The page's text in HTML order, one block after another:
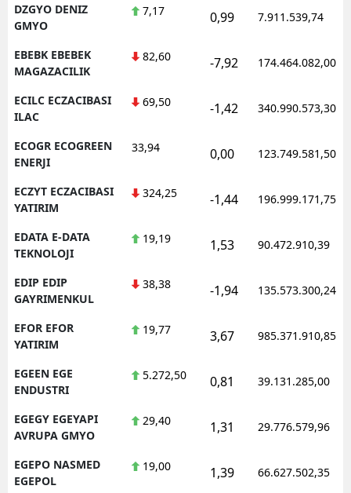
DZGYO DENIZ
GMYO
7,17 0,99 7.911.539,74
EBEBK EBEBEK
MAGAZACILIK
82,60 -7,92 174.464.082,00
ECILC ECZACIBASI
ILAC
69,50 -1,42 340.990.573,30
ECOGR ECOGREEN
ENERJI
33,94 0,00 123.749.581,50
ECZYT ECZACIBASI
YATIRIM
324,25 -1,44 196.999.171,75
EDATA E-DATA
TEKNOLOJI
19,19 1,53 90.472.910,39
EDIP EDIP
GAYRIMENKUL
38,38 -1,94 135.573.300,24
EFOR EFOR
YATIRIM
19,77 3,67 985.371.910,85
EGEEN EGE
ENDUSTRI
5.272,50 0,81 39.131.285,00
EGEGY EGEYAPI
AVRUPA GMYO
29,40 1,31 29.776.579,96
EGEPO NASMED
EGEPOL
19,00 1,39 66.627.502,35